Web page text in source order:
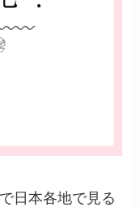
日本各地で見る